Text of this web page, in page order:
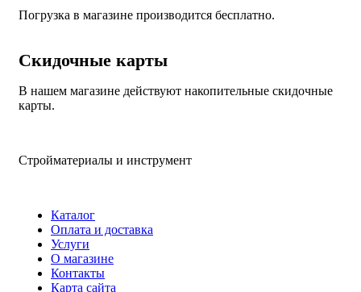
Погрузка в магазине производится бесплатно.
Скидочные карты
В нашем магазине действуют накопительные скидочные
карты.
Стройматериалы и инструмент
Каталог
Оплата и доставка
Услуги
О магазине
Контакты
Карта сайта